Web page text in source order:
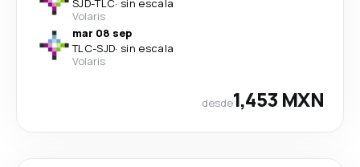
SJD-TLC· sin escala
Volaris
mar 08 sep
TLC-SJD· sin escala
Volaris
desde1,453 MXN